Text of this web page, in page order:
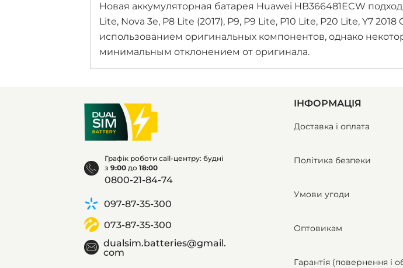
Новая аккумуляторная батарея Huawei HB366481ECW
Lite, Nova 3e, P8 Lite (2017), P9, P9 Lite, P10 Lite, P20 Lite, Y7
использованием оригинальных компонентов, однако
минимальным отклонением от оригинала.
Графік роботи call-центру: будні
з9:00 до18:00
0800-21-84-74
097-87-35-300
073-87-35-300
dualsim.batteries@gmail.
com
ІНФОРМАЦІЯ
Доставка і оплата
Політика безпеки
Умови угоди
Оптовикам
Гарантія (повернення і